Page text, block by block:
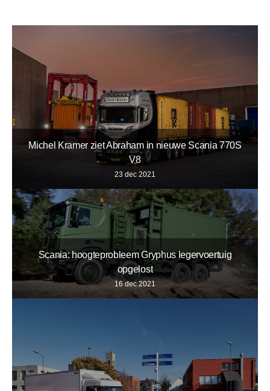
Michel Kramer ziet Abraham in nieuwe Scania 770S
V8
23 dec 2021
Scania: hoogteprobleem Gryphus legervoertuig
opgelost
16 dec 2021